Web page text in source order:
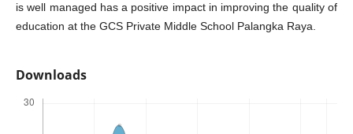
is well managed has a positive impact in improving the quality of
education at the GCS Private Middle School Palangka Raya.
Downloads